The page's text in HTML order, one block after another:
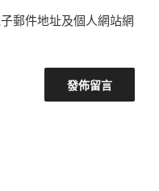
郵件地址及個人網站網